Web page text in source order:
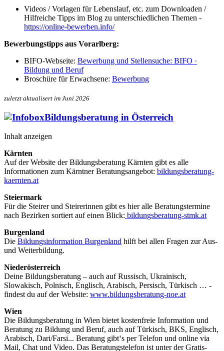
Videos / Vorlagen für Lebenslauf, etc. zum Downloaden /
Hilfreiche Tipps im Blog zu unterschiedlichen Themen -
https://online-bewerben.info/
Bewerbungstipps aus Vorarlberg:
BIFO-Webseite: Bewerbung und Stellensuche: BIFO ·
Bildung und Beruf
Broschüre für Erwachsene: Bewerbung
zuletzt aktualisert im Juni 2026
Bildungsberatung in Österreich
Inhalt anzeigen
Kärnten
Auf der Website der Bildungsberatung Kärnten gibt es alle
Informationen zum Kärntner Beratungsangebot: bildungsberatung-
kaernten.at
Steiermark
Für die Steirer und Steirerinnen gibt es hier alle Beratungstermine
nach Bezirken sortiert auf einen Blick: bildungsberatung-stmk.at
Burgenland
Die Bildungsinformation Burgenland hilft bei allen Fragen zur Aus-
und Weiterbildung.
Niederösterreich
Deine Bildungsberatung – auch auf Russisch, Ukrainisch,
Slowakisch, Polnisch, Englisch, Arabisch, Persisch, Türkisch … -
findest du auf der Website: www.bildungsberatung-noe.at
Wien
Die Bildungsberatung in Wien bietet kostenfreie Information und
Beratung zu Bildung und Beruf, auch auf Türkisch, BKS, Englisch,
Arabisch, Dari/Farsi... Beratung gibt‘s per Telefon und online via
Mail, Chat und Video. Das Beratungstelefon ist unter der Gratis-